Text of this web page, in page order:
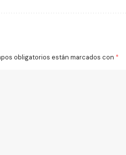
obligatorios están marcados con *